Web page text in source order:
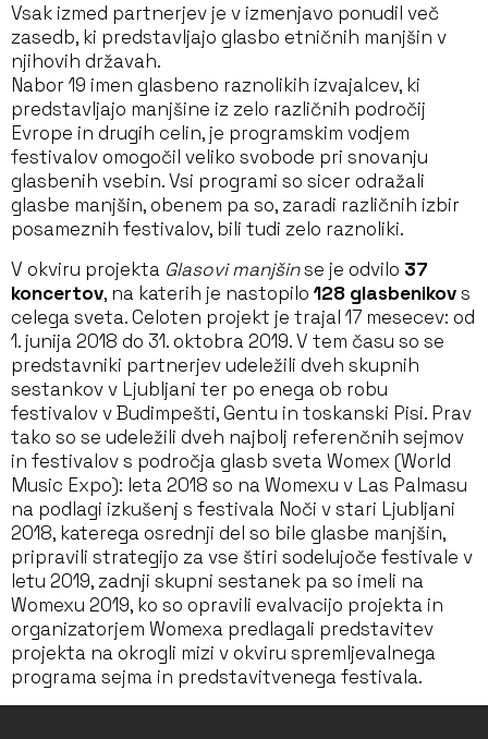
Vsak izmed partnerjev je v izmenjavo ponudil več
zasedb, ki predstavljajo glasbo etničnih manjšin v
njihovih državah.
Nabor 19 imen glasbeno raznolikih izvajalcev, ki
predstavljajo manjšine iz zelo različnih področij
Evrope in drugih celin, je programskim vodjem
festivalov omogočil veliko svobode pri snovanju
glasbenih vsebin. Vsi programi so sicer odražali
glasbe manjšin, obenem pa so, zaradi različnih izbir
posameznih festivalov, bili tudi zelo raznoliki.
V okviru projekta Glasovi manjšinse je odvilo 37
koncertov, na katerih je nastopilo 128 glasbenikovs
celega sveta. Celoten projekt je trajal 17 mesecev: od
1. junija 2018 do 31. oktobra 2019. V tem času so se
predstavniki partnerjev udeležili dveh skupnih
sestankov v Ljubljani ter po enega ob robu
festivalov v Budimpešti, Gentu in toskanski Pisi. Prav
tako so se udeležili dveh najbolj referenčnih sejmov
in festivalov s področja glasb sveta Womex (World
Music Expo): leta 2018 so na Womexu v Las Palmasu
na podlagi izkušenj s festivala Noči v stari Ljubljani
2018, katerega osrednji del so bile glasbe manjšin,
pripravili strategijo za vse štiri sodelujoče festivale v
letu 2019, zadnji skupni sestanek pa so imeli na
Womexu 2019, ko so opravili evalvacijo projekta in
organizatorjem Womexa predlagali predstavitev
projekta na okrogli mizi v okviru spremljevalnega
programa sejma in predstavitvenega festivala.